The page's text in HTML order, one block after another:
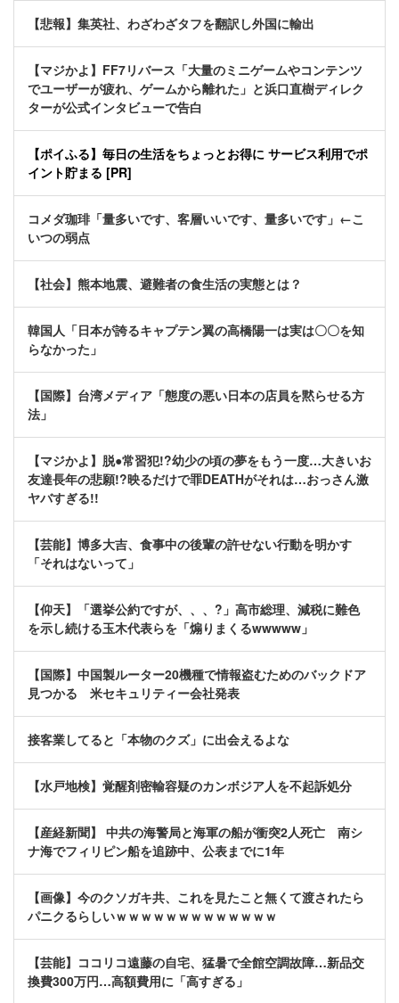
【悲報】集英社、わざわざタフを翻訳し外国に輸出
【マジかよ】FF7リバース「大量のミニゲームやコンテンツ
でユーザーが疲れ、ゲームから離れた」と浜口直樹ディレク
ターが公式インタビューで告白
【ポイふる】毎日の生活をちょっとお得に サービス利用でポ
イント貯まる [PR]
コメダ珈琲「量多いです、客層いいです、量多いです」←こ
いつの弱点
【社会】熊本地震、避難者の食生活の実態とは？
韓国人「日本が誇るキャプテン翼の高橋陽一は実は〇〇を知
らなかった」
【国際】台湾メディア「態度の悪い日本の店員を黙らせる方
法」
【マジかよ】脱●常習犯!?幼少の頃の夢をもう一度…大きいお
友達長年の悲願!?映るだけで罪DEATHがそれは…おっさん激
ヤバすぎる!!
【芸能】博多大吉、食事中の後輩の許せない行動を明かす
「それはないって」
【仰天】「選挙公約ですが、、、?」高市総理、減税に難色
を示し続ける玉木代表らを「煽りまくるwwwww」
【国際】中国製ルーター20機種で情報盗むためのバックドア
見つかる 米セキュリティー会社発表
接客業してると「本物のクズ」に出会えるよな
【水戸地検】覚醒剤密輸容疑のカンボジア人を不起訴処分
【産経新聞】 中共の海警局と海軍の船が衝突2人死亡 南シ
ナ海でフィリピン船を追跡中、公表までに1年
【画像】今のクソガキ共、これを見たこと無くて渡されたら
パニクるらしいｗｗｗｗｗｗｗｗｗｗｗｗｗ
【芸能】ココリコ遠藤の自宅、猛暑で全館空調故障…新品交
換費300万円…高額費用に「高すぎる」